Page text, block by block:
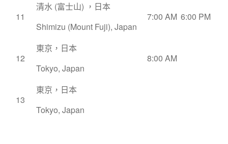
11
清水 (富士山) ，日本
Shimizu (Mount Fuji), Japan
7:00 AM 6:00 PM
12
東京，日本
Tokyo, Japan
8:00 AM
13
東京，日本
Tokyo, Japan